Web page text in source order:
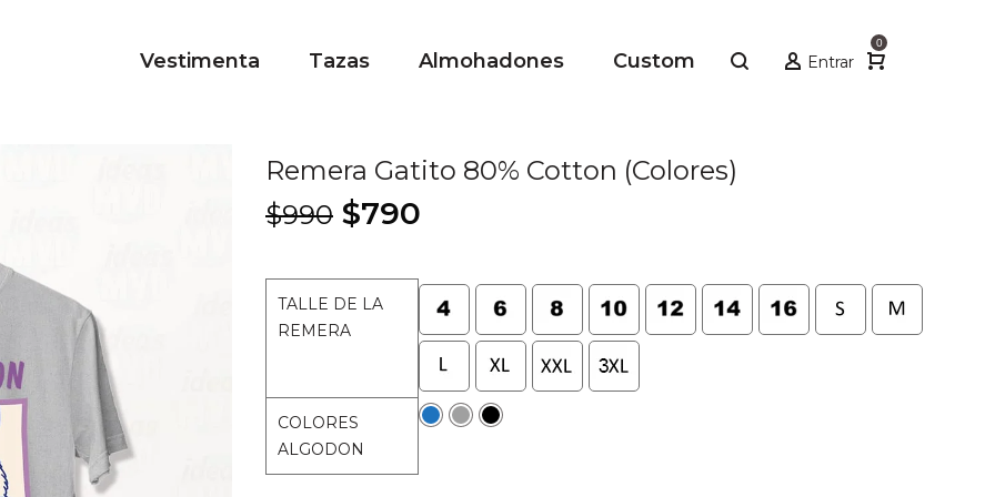
Entrar
0
Vestimenta Tazas Almohadones Custom
Remera Gatito 80% Cotton (Colores)
$990 El
original
era:
$990.
$790
actual
es:
$790.
TALLE DE LA
REMERA
COLORES
ALGODON